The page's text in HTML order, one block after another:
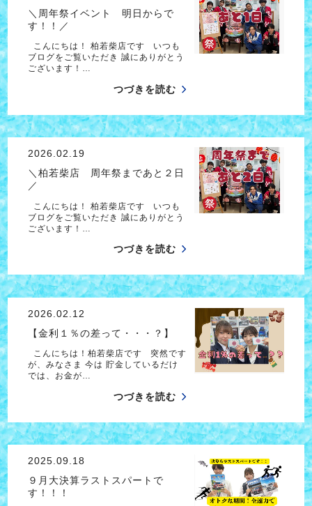
＼周年祭イベント 明日からで
す！！／
こんにちは！ 柏若柴店です いつも
ブログをご覧いただき 誠にありがとう
ございます！…
つづきを読む
2026.02.19
＼柏若柴店 周年祭まであと２日
／
こんにちは！ 柏若柴店です いつも
ブログをご覧いただき 誠にありがとう
ございます！…
つづきを読む
2026.02.12
【金利１％の差って・・・？】
こんにちは！柏若柴店です 突然です
が、みなさま 今は 貯金しているだけ
では、お金が…
つづきを読む
2025.09.18
９月大決算ラストスパートで
す！！！